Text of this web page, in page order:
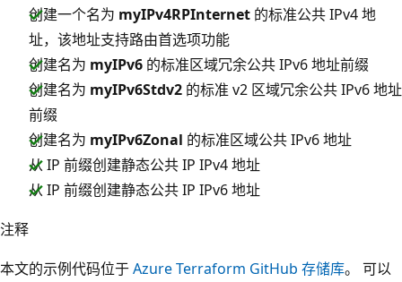
创建一个名为 myIPv4RPInternet 的标准公共 IPv4 地
址，该地址支持路由首选项功能
创建名为 myIPv6 的标准区域冗余公共 IPv6 地址前缀
创建名为 myIPv6Stdv2 的标准 v2 区域冗余公共 IPv6 地址
前缀
创建名为 myIPv6Zonal 的标准区域公共 IPv6 地址
从 IP 前缀创建静态公共 IP IPv4 地址
从 IP 前缀创建静态公共 IP IPv6 地址
注释
本文的示例代码位于Azure Terraform GitHub 存储库。 可以